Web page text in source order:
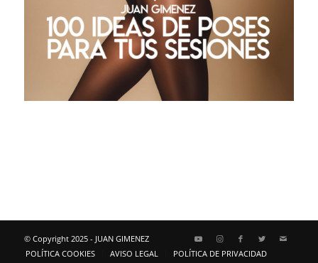
© Copyright 2025 - JUAN GIMENEZ
POLÍTICA COOKIES
AVISO LEGAL POLÍTICA DE PRIVACIDAD